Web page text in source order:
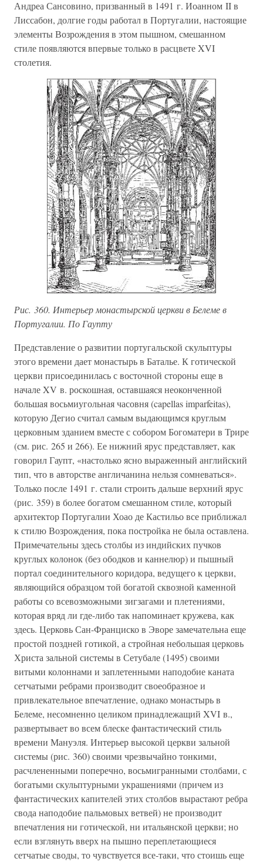
Андреа Сансовино, призванный в 1491 г. Иоанном II в
Лиссабон, долгие годы работал в Португалии, настоящие
элементы Возрождения в этом пышном, смешанном
стиле появляются впервые только в расцвете XVI
столетия.
Рис. 360. Интерьер монастырской церкви в Белеме в
Португалии. По Гаупту
Представление о развитии португальской скульптуры
этого времени дает монастырь в Баталье. К готической
церкви присоединилась с восточной стороны еще в
начале XV в. роскошная, оставшаяся неоконченной
большая восьмиугольная часовня (capellas imparfeitas),
которую Дегио считал самым выдающимся круглым
церковным зданием вместе с собором Богоматери в Трире
(см. рис. 265 и 266). Ее нижний ярус представляет, как
говорил Гаупт, «настолько ясно выраженный английский
тип, что в авторстве англичанина нельзя сомневаться».
Только после 1491 г. стали строить дальше верхний ярус
(рис. 359) в более богатом смешанном стиле, который
архитектор Португалии Хоао де Кастильо все приближал
к стилю Возрождения, пока постройка не была оставлена.
Примечательны здесь столбы из индийских пучков
круглых колонок (без ободков и каннелюр) и пышный
портал соединительного коридора, ведущего к церкви,
являющийся образцом той богатой сквозной каменной
работы со всевозможными зигзагами и плетениями,
которая вряд ли где-либо так напоминает кружева, как
здесь. Церковь Сан-Франциско в Эворе замечательна еще
простой поздней готикой, а стройная небольшая церковь
Христа зальной системы в Сетубале (1495) своими
витыми колоннами и заплетенными наподобие каната
сетчатыми ребрами производит своеобразное и
привлекательное впечатление, однако монастырь в
Белеме, несомненно целиком принадлежащий XVI в.,
развертывает во всем блеске фантастический стиль
времени Мануэля. Интерьер высокой церкви зальной
системы (рис. 360) своими чрезвычайно тонкими,
расчлененными поперечно, восьмигранными столбами, с
богатыми скульптурными украшениями (причем из
фантастических капителей этих столбов вырастают ребра
свода наподобие пальмовых ветвей) не производит
впечатления ни готической, ни итальянской церкви; но
если взглянуть вверх на пышно переплетающиеся
сетчатые своды, то чувствуется все-таки, что стоишь еще